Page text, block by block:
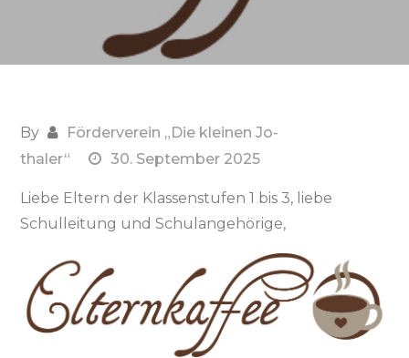
By
Förderverein „Die kleinen Jo-
thaler“
30. September 2025
Liebe Eltern der Klassenstufen 1 bis 3, liebe
Schulleitung und Schulangehörige,